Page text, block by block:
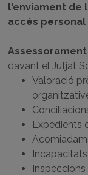
l'enviament de
accés
davant el Jutjat
Valoració
Expedients